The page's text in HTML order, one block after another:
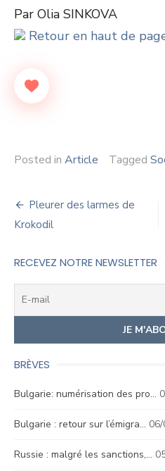
Par Olia SINKOVA
Retour en haut de
Posted in Article Tagged
Navigation
de
l’article
Pleurer des larmes de
Krokodil
RECEVEZ NOTRE NEWSLETTER
BRÈVES
Bulgarie: numérisation des pro…
Bulgarie : retour sur l’émigra…
Russie : malgré les sanctions,…